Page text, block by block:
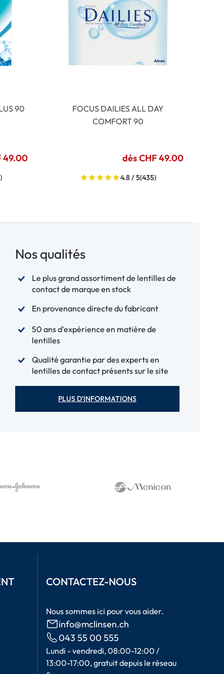
90
49.00
FOCUS DAILIES ALL DAY
COMFORT 90
dès CHF 49.00
4.8 / 5(435)
Nos qualités
Le plus grand assortiment de lentilles de
contact de marque en stock
En provenance directe du fabricant
50 ans d'expérience en matière de
lentilles
Qualité garantie par des experts en
lentilles de contact présents sur le site
PLUS D'INFORMATIONS
CONTACTEZ-NOUS
Nous sommes ici pour vous aider.
info@mclinsen.ch
043 55 00 555
Lundi - vendredi, 08:00-12:00 /
13:00-17:00, gratuit depuis le réseau